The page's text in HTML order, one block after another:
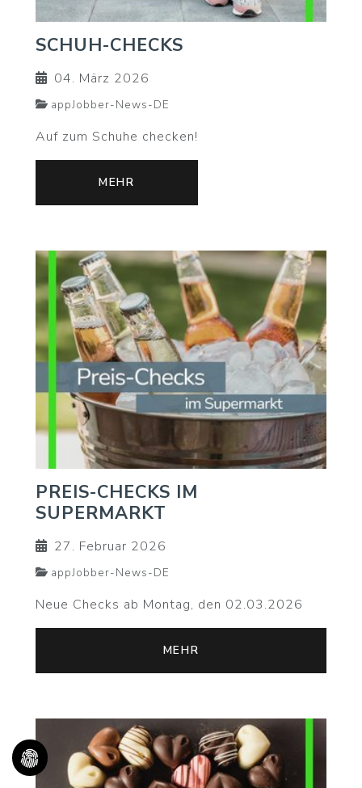
SCHUH-CHECKS
04. März 2026
appJobber-News-DE
Auf zum Schuhe checken!
MEHR
PREIS-CHECKS IM
SUPERMARKT
27. Februar 2026
appJobber-News-DE
Neue Checks ab Montag, den 02.03.2026
MEHR